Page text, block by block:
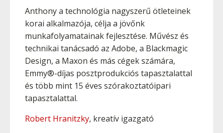
Anthony a technológia nagyszerű ötleteinek
korai alkalmazója, célja a jövőnk
munkafolyamatainak fejlesztése. Művész és
technikai tanácsadó az Adobe, a Blackmagic
Design, a Maxon és más cégek számára,
Emmy®-díjas posztprodukciós tapasztalattal
és több mint 15 éves szórakoztatóipari
tapasztalattal.
Robert Hranitzky, kreatív igazgató